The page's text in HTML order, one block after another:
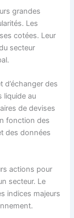
grandes
Les
cotées. Leur
secteur
d’échanger des
liquide au
de devises
fonction des
des données
actions pour
secteur. Le
indices majeurs